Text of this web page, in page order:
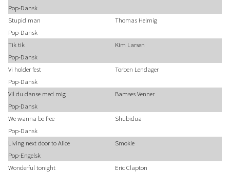
Pop-Dansk
Stupid man
Thomas Helmig
Pop-Dansk
Tik tik
Kim Larsen
Pop-Dansk
Vi holder fest
Torben Lendager
Pop-Dansk
Vil du danse med mig
Bamses Venner
Pop-Dansk
We wanna be free
Shubidua
Pop-Dansk
Living next door to Alice
Smokie
Pop-Engelsk
Wonderful tonight
Eric Clapton